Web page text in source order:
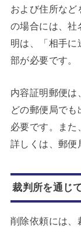
および住所など
の場合には、社
明は、「相手
部が必要です。
内容証明郵便は
どの郵便局で
必要です。また
詳しくは、郵便
裁判所を通じ
削除依頼には、